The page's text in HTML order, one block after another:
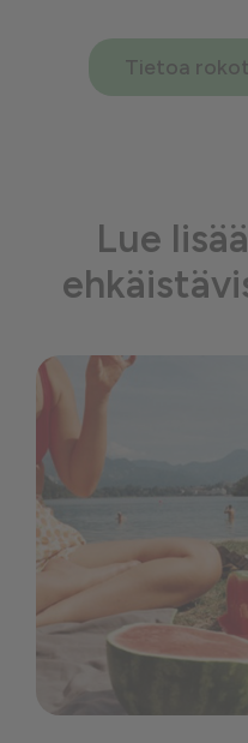
Tietoa
Lue